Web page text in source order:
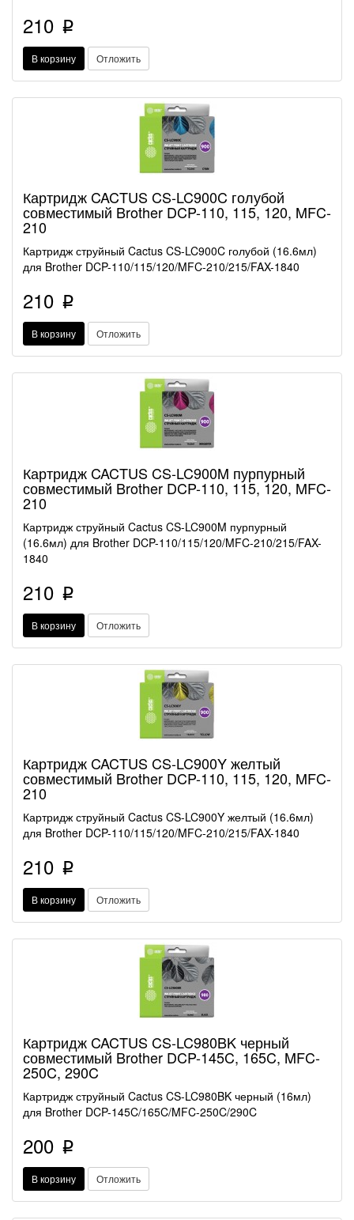
210 p
В корзину Отложить
Картридж CACTUS CS-LC900C голубой
совместимый Brother DCP-110, 115, 120, MFC-
210
Картридж струйный Cactus CS-LC900C голубой (16.6мл)
для Brother DCP-110/115/120/MFC-210/215/FAX-1840
210 p
В корзину Отложить
Картридж CACTUS CS-LC900M пурпурный
совместимый Brother DCP-110, 115, 120, MFC-
210
Картридж струйный Cactus CS-LC900M пурпурный
(16.6мл) для Brother DCP-110/115/120/MFC-210/215/FAX-
1840
210 p
В корзину Отложить
Картридж CACTUS CS-LC900Y желтый
совместимый Brother DCP-110, 115, 120, MFC-
210
Картридж струйный Cactus CS-LC900Y желтый (16.6мл)
для Brother DCP-110/115/120/MFC-210/215/FAX-1840
210 p
В корзину Отложить
Картридж CACTUS CS-LC980BK черный
совместимый Brother DCP-145C, 165C, MFC-
250C, 290C
Картридж струйный Cactus CS-LC980BK черный (16мл)
для Brother DCP-145C/165C/MFC-250C/290C
200 p
В корзину Отложить